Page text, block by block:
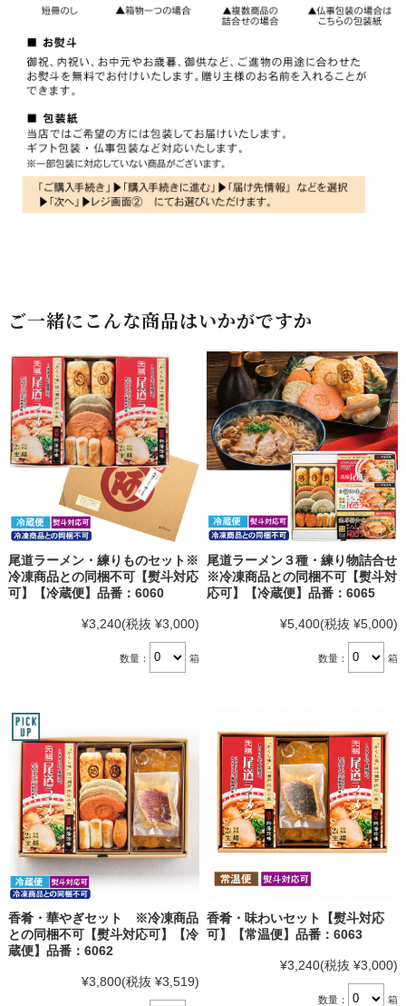
ご一緒にこんな商品はいかがですか
尾道ラーメン・練りものセット※
冷凍商品との同梱不可【熨斗対応
可】【冷蔵便】品番：6060
¥3,240(税抜 ¥3,000)
数量： 箱
尾道ラーメン３種・練り物詰合せ
※冷凍商品との同梱不可【熨斗対
応可】【冷蔵便】品番：6065
¥5,400(税抜 ¥5,000)
数量： 箱
香肴・華やぎセット ※冷凍商品
との同梱不可【熨斗対応可】【冷
蔵便】品番：6062
¥3,800(税抜 ¥3,519)
香肴・味わいセット【熨斗対応
可】【常温便】品番：6063
¥3,240(税抜 ¥3,000)
数量： 箱